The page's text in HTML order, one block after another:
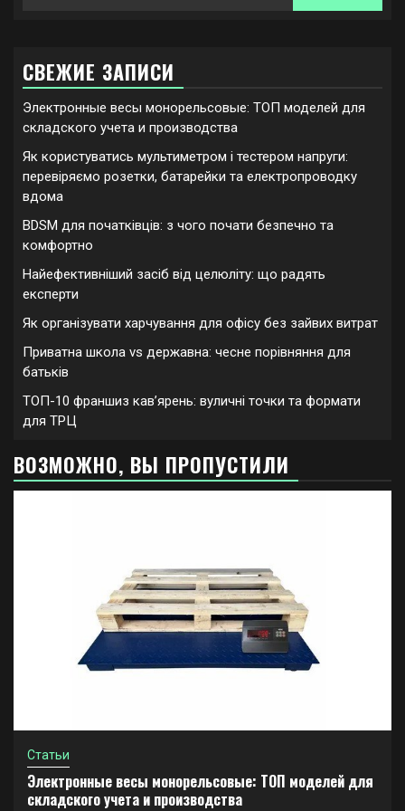
СВЕЖИЕ ЗАПИСИ
Электронные весы монорельсовые: ТОП моделей для
складского учета и производства
Як користуватись мультиметром і тестером напруги:
перевіряємо розетки, батарейки та електропроводку
вдома
BDSM для початківців: з чого почати безпечно та
комфортно
Найефективніший засіб від целюліту: що радять
експерти
Як організувати харчування для офісу без зайвих витрат
Приватна школа vs державна: чесне порівняння для
батьків
ТОП-10 франшиз кавʼярень: вуличні точки та формати
для ТРЦ
ВОЗМОЖНО, ВЫ ПРОПУСТИЛИ
Статьи
Электронные весы монорельсовые: ТОП моделей для
складского учета и производства